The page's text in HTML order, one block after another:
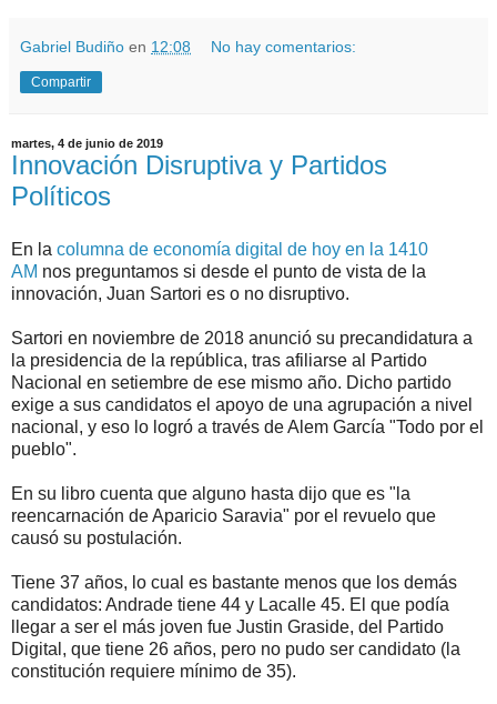
Gabriel Budiño en 12:08 No hay comentarios:
Compartir
martes, 4 de junio de 2019
Innovación Disruptiva y Partidos
Políticos
En la columna de economía digital de hoy en la 1410
AM nos preguntamos si desde el punto de vista de la
innovación, Juan Sartori es o no disruptivo.
Sartori en noviembre de 2018 anunció su precandidatura a
la presidencia de la república, tras afiliarse al Partido
Nacional en setiembre de ese mismo año. Dicho partido
exige a sus candidatos el apoyo de una agrupación a nivel
nacional, y eso lo logró a través de Alem García "Todo por el
pueblo".
En su libro cuenta que alguno hasta dijo que es "la
reencarnación de Aparicio Saravia" por el revuelo que
causó su postulación.
Tiene 37 años, lo cual es bastante menos que los demás
candidatos: Andrade tiene 44 y Lacalle 45. El que podía
llegar a ser el más joven fue Justin Graside, del Partido
Digital, que tiene 26 años, pero no pudo ser candidato (la
constitución requiere mínimo de 35).